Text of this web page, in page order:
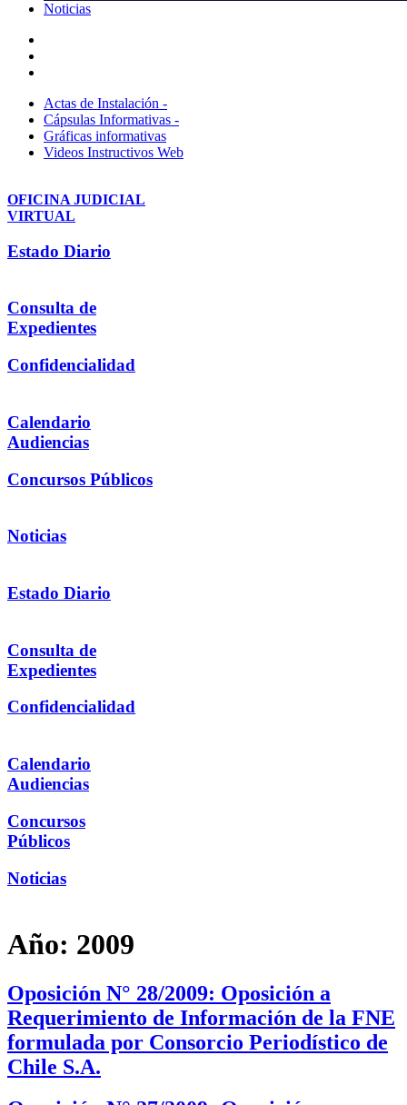
Noticias
Actas de Instalación -
Cápsulas Informativas -
Gráficas informativas
Videos Instructivos Web
OFICINA JUDICIAL
VIRTUAL
Estado Diario
Consulta de
Expedientes
Confidencialidad
Calendario
Audiencias
Concursos Públicos
Noticias
Estado Diario
Consulta de
Expedientes
Confidencialidad
Calendario
Audiencias
Concursos
Públicos
Noticias
Año: 2009
Oposición N° 28/2009: Oposición a
Requerimiento de Información de la FNE
formulada por Consorcio Periodístico de
Chile S.A.